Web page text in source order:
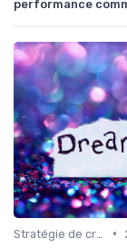
performance
•